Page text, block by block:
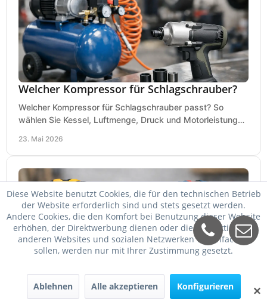
Welcher Kompressor für Schlagschrauber?
Welcher Kompressor für Schlagschrauber passt? So
wählen Sie Kessel, Luftmenge, Druck und Motorleistung
23. Mai 2026
DeWalt oder Bosch Professional?
DeWalt oder Bosch Professional? Der Vergleich zeigt,
✕
Diese Website benutzt Cookies, die für den technischen Betrieb
der Website erforderlich sind und stets gesetzt werden.
Andere Cookies, die den Komfort bei Benutzung dieser Website
erhöhen, der Direktwerbung dienen oder die Interaktion mit
anderen Websites und sozialen Netzwerken vereinfachen
sollen, werden nur mit Ihrer Zustimmung gesetzt.
Ablehnen Alle akzeptieren Konfigurieren